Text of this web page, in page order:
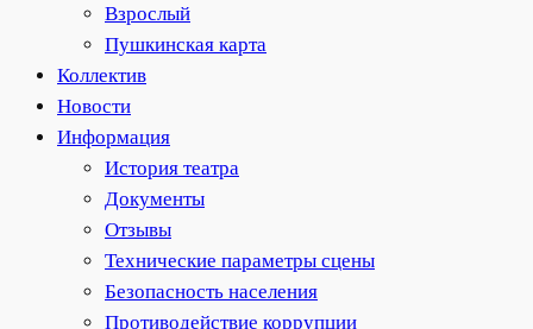
Взрослый
Пушкинская карта
Коллектив
Новости
Информация
История театра
Документы
Отзывы
Технические параметры сцены
Безопасность населения
Противодействие коррупции